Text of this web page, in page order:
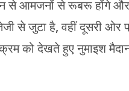
से आमजनों से रूबरू होंगे
से जुटा है, वहीं दूसरी
को देखते हुए नुमाइश